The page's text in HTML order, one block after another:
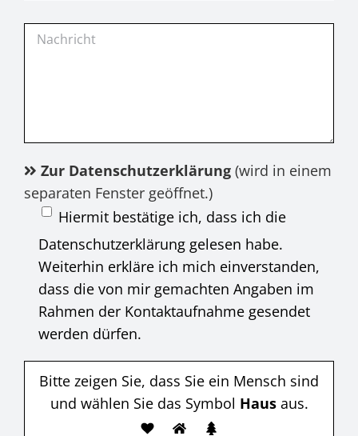
Zur Datenschutzerklärung(wird in einem
separaten Fenster geöffnet.)
Hiermit bestätige ich, dass ich die
Datenschutzerklärung gelesen habe.
Weiterhin erkläre ich mich einverstanden,
dass die von mir gemachten Angaben im
Rahmen der Kontaktaufnahme gesendet
werden dürfen.
Bitte zeigen Sie, dass Sie ein Mensch sind
und wählen Sie das Symbol Hausaus.